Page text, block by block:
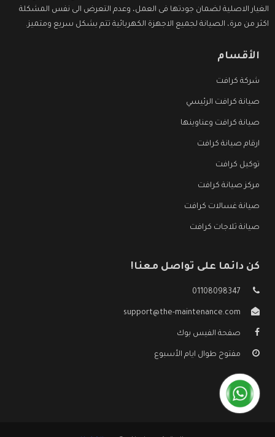
الغيار الاصلية لضمان جودتها فى العمل، وعدم التعرض الى نفس المشكلة
اكثر من مرة، الصيانة لجميع الاجهزة الكهربائية تتم بشكل سريع ومتميز.
الأقسام
شركة كرافت
صيانة كرافت الرئيسي
صيانة كرافت وعناوينها
ارقام صيانة كرافت
توكيل كرافت
مركز صيانة كرافت
صيانة غسالات كرافت
صيانة ثلاجات كرافت
كن دائما على تواصل معنا!
01108098347
support@the-maintenance.com
صفحة الفيس بوك
مفتوح طوال ايام الأسبوع